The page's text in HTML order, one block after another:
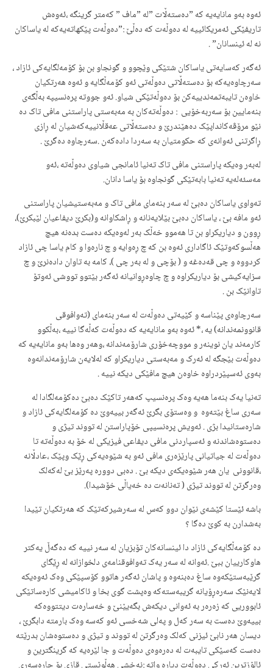
ئەوە بەو مانایەیە کە ”دەستەڵات ”لە ”ماف ” کەمتر گرینگە ،ئەوەش
تاریفێکی ئەمریکائییە لە دەوڵەت کە دەڵێ :”دەوڵەت پێکهاتەیەکە لە یاساکان
نە لە ئینسانان” .
ئەگەر کەسایەتی یاساکان شتێکی وێچوو و گونجاو بن بۆ کۆمەلگایەکی ئازاد ،
سەرچاوەیەکە بۆ دەستەڵاتی دەوڵەتی ئەو کۆمەڵگایە و ئەوە هەرتکیان
خاوەن تایبەتمەندییەکن بۆ دەوڵەتێکی شیاو. ئەو جووتە پرەنسیپە بەڵگەی
بنەمایین بۆ سەربەخۆیی : دەوڵەتەکان بە مەبەستی پاراستنی مافی تاک دە
نێو مرۆڤەکانداپێک دەهێندرێ و دەستەڵاتی عەقڵانییەکەشیان لە ڕازی
ڕاگرتنی ئەوانەی کە حکومتیان بە سەردا دادەکەن .سەرچاوە دەگرێ .
لەبەر وەیکە پاراستنی مافی تاک تەنیا ئامانجی شیاوی دەوڵەتە ،ئەو
مەسئەلەیە تەنیا بابەتێکی گونجاوە بۆ یاسا دانان.
تەواوی یاساکان دەبێ لە سەر بنەمای مافی تاک و مەبەستیشیان پاراستنی
ئەو مافە بێ ، یاساکان دەبێ بێلایەنانە و ڕاشکاوانە و(بکرێ دیفاعیان لێبکرێ)،
ڕوون و دیاریکراو بن تا هەموو خەڵک بەر لەوەیکە دەست بدەنە هیچ
هەڵسوکەوتێک ئاگاداری ئەوە بن کە چ ڕەوایە و چ نارەوا و کام یاسا چی ئازاد
کردووە و چی قەدەغە و ( بۆچی و لە بەر چی )، کامە بە تاوان دادەنرێ و چ
سزایەکیشی بۆ دیاریکراوە و چ چاوەڕوانیانە ئەگەر بێتوو تووشی ئەوتۆ
تاوانێک بن .
سەرچاوەی پێناسە و کێیەتی دەوڵەت لە سەر بنەمای (تەوافوقی
قانوونمەندانە) یە ،* ئەوە بەو مانایەیە کە دەوڵەت کەڵەگا نییە ،بەڵکوو
کارمەند یان نوینەر و مووچەخۆری شارۆمەندانە ،وهەر وەها بەو مانایەیە کە
دەوڵەت بێجگە لە ئەرک و مەبەستی دیاریکراو کە لەلایەن شارۆمەندانەوە
بەوی ئەسپێردراوە خاوەن هیچ مافێکی دیکە نییە .
تەنیا یەک بنەما هەیە وەک پرەنسیپ کەهەر تاکێک دەبێ دەکۆمەلگادا لە
سەری ساغ بێتەوە و وەستۆی بگرێ ئەگەر بییەوێ دە کۆمەلگایەکی ئازاد و
شارەستانیدا بژی . ئەویش پرەنسیپی خۆپاراستن لە تووند تیژی و
دەستوەشاندنە و ئەسپاردنی مافی دیفاعی فیزیکی لە خۆ بە دەوڵەتە تا
دەوڵەت لە جیاتیانی پارێزەری مافی ئەو بە شێوەیەکی ڕێک وپێک ،عادڵانە
،قانوونی یان هەر شێوەیکەی دیکە بێ . دەبی دوورە پەرێز بێ لەکەلک
وەرگرتن لە تووند تیژی ( تەنانەت دە خەیاڵی خۆشیدا).
باشە ئێستا کێشەی نێوان دوو کەس لە سەرشیرکەتێک کە هەرتکیان تێیدا
بەشدارن بە کوێ دەگا ؟
دە کۆمەڵگایەکی ئازاد دا ئینسانەکان تۆبزیان لە سەر نییە کە دەگەڵ یەکتر
هاوکارییان ببێ .ئەوانە لە سەر یەک تەوافوقنامەی دلخوازانە لە ڕێگای
گرێبەستێکەوە ساغ دەبنەوە و پاشان ئەگەر هاتوو کۆسپێکی وەک ئەوەیکە
لایەنێک سەرەڕۆیانە گریبەستەکە وەپشت گوی بخا و ئاکامیشی کارەساتێکی
ئابووریی کە زەرەر بە ئەوانی دیکەش بگەیێنێ و خەسارەت دیتتووەکە
بییەوێ دەست بە سەر کەل و پەلی شەخسی ئەو کەسە وەک بارمتە دابگرێ ،
دیسان هەر نابێ ئیزنی کەلک وەرگرتن لە تووند و تیژی و دەستوەشان بدرێتە
دەست کەسێکی تایبەت لە دەرەوەی دەوڵەت و جا لێرەیە کە گرینگترین و